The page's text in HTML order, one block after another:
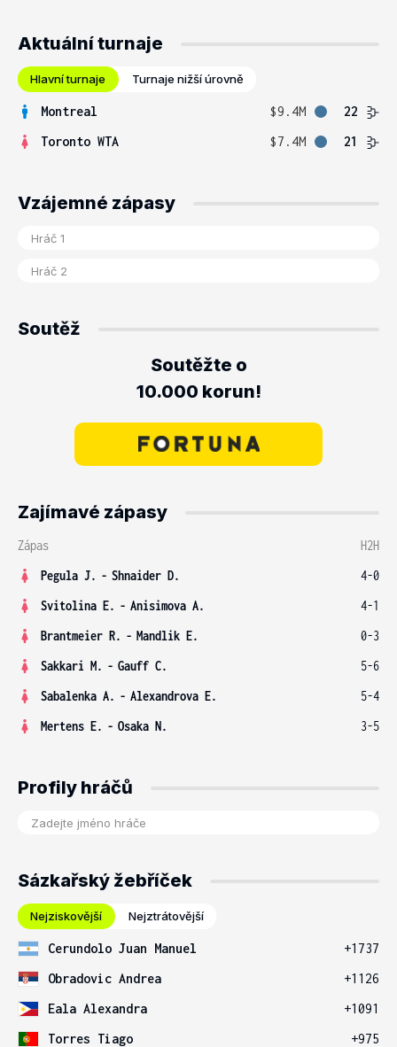
Aktuální turnaje
Hlavní turnaje Turnaje nižší úrovně
Montreal $9.4M
22
Toronto WTA
$7.4M 21
Vzájemné zápasy
Soutěž
Soutěžte o
10.000 korun!
Zajímavé zápasy
Zápas
H2H
Pegula J. - Shnaider D.
4-0
Svitolina E. - Anisimova A.
4-1
Brantmeier R. - Mandlik E.
0-3
Sakkari M. - Gauff C.
5-6
Sabalenka A. - Alexandrova E.
5-4
Mertens E. - Osaka N. 3-5
Profily hráčů
Sázkařský žebříček
Nejziskovější Nejztrátovější
Cerundolo Juan Manuel
+1737
Obradovic Andrea
+1126
Eala Alexandra
+1091
Torres Tiago
+975